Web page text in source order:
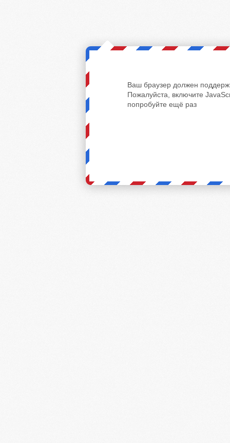
Ваш браузер должен
Пожалуйста, включите
попробуйте ещё раз